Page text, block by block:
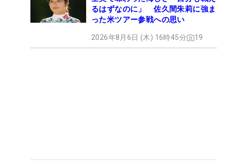
るはずなのに」 佐久間朱莉に強ま
った米ツアー参戦への思い
2026年8月6日 (木) 16時45分 19